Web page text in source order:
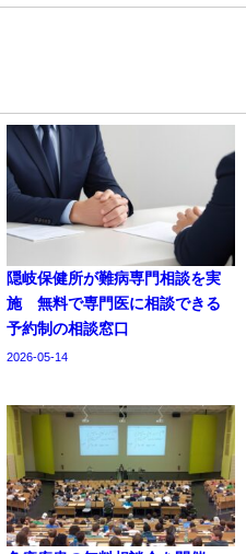
隠岐保健所が難病専門相談を実
施 無料で専門医に相談できる
予約制の相談窓口
2026-05-14